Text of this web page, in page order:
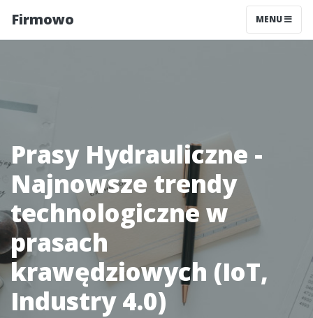
Firmowo MENU
Prasy Hydrauliczne -
Najnowsze trendy
technologiczne w
prasach
krawędziowych (IoT,
Industry 4.0)